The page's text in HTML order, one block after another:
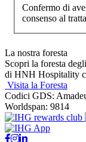
Confermo di
consenso al
La nostra foresta
Scopri la foresta
di HNH Hospitality
Visita la Foresta
Codici GDS:
Worldspan: 9814